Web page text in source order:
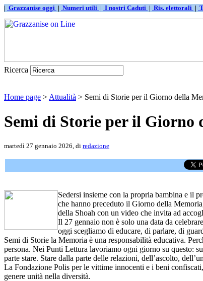
| Grazzanise oggi | Numeri utili | I nostri Caduti | Ris. elettorali |
Ricerca
Home page > Attualità > Semi di Storie per il Giorno della
Semi di Storie per il Giorno
martedì 27 gennaio 2026, di redazione
Sedersi insieme con la propria bambina e il
che hanno preceduto il Giorno della
della Shoah con un video che invita ad
Il 27 gennaio non è solo una data da
oggi scegliamo di educare, di parlare, di
Semi di Storie la Memoria è una responsabilità educativa.
persona. Nei Punti Lettura lavoriamo ogni giorno su questo:
parte stare. Stare dalla parte delle relazioni, dell’ascolto,
La Fondazione Polis per le vittime innocenti e i beni
genere unità nella diversità.